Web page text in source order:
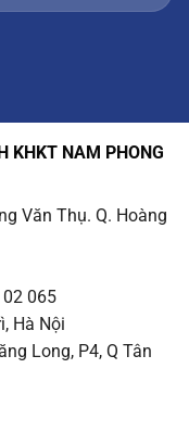
KHKT NAM PHONG
Văn Thụ. Q. Hoàng
065
Hà Nội
Long, P4, Q Tân